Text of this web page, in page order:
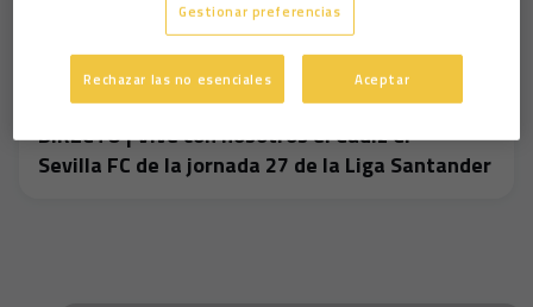
DIRECTO | Vive con nosotros el Cádiz CF -
Sevilla FC de la jornada 27 de la Liga Santander
Gestionar preferencias
Rechazar las no esenciales Aceptar